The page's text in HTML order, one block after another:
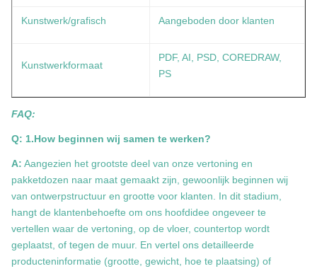
Kunstwerk/grafisch Aangeboden door klanten
Kunstwerkformaat
PDF, AI, PSD, COREDRAW,
PS
FAQ:
Q: 1.How beginnen wij samen te werken?
A: Aangezien het grootste deel van onze vertoning en
pakketdozen naar maat gemaakt zijn, gewoonlijk beginnen wij
van ontwerpstructuur en grootte voor klanten. In dit stadium,
hangt de klantenbehoefte om ons hoofdidee ongeveer te
vertellen waar de vertoning, op de vloer, countertop wordt
geplaatst, of tegen de muur. En vertel ons detailleerde
producteninformatie (grootte, gewicht, hoe te plaatsing) of